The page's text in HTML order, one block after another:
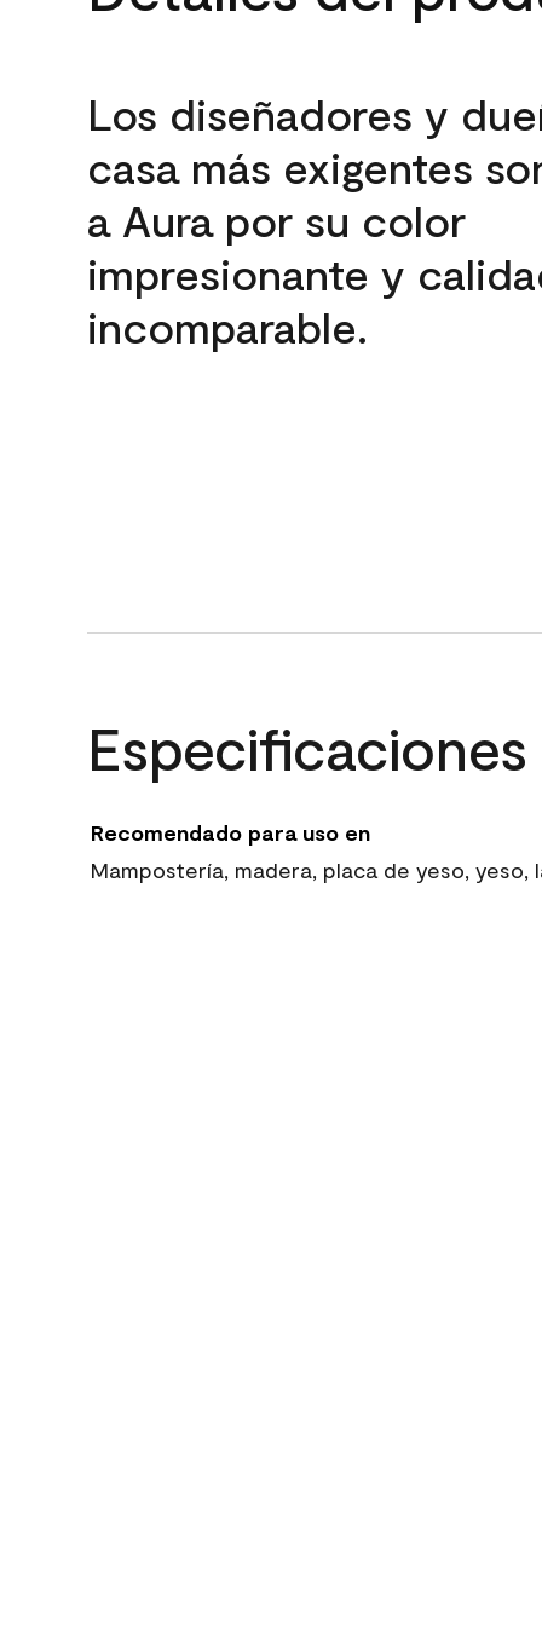
Los diseñadores y
casa más exigentes
a Aura por su color
impresionante y
incomparable.
Especificaciones
Recomendado para uso en
Mampostería, madera, placa de yeso, yeso,